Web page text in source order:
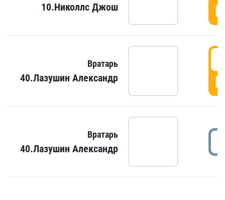
10.Николлс Джош
Вратарь
40.Лазушин Александр
Вратарь
40.Лазушин Александр